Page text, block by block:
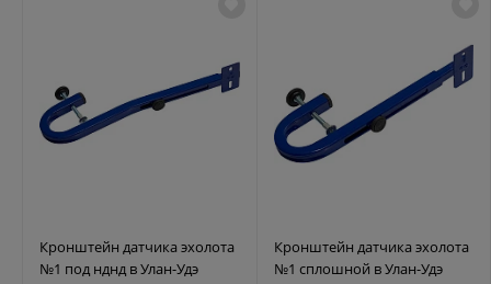
Кронштейн датчика эхолота
№1 под нднд в Улан-Удэ
Кронштейн датчика эхолота
№1 сплошной в Улан-Удэ